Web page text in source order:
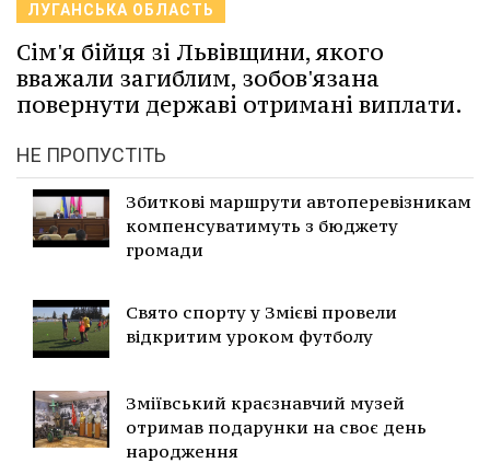
ЛУГАНСЬКА ОБЛАСТЬ
Сім'я бійця зі Львівщини, якого
вважали загиблим, зобов'язана
повернути державі отримані виплати.
НЕ ПРОПУСТІТЬ
Збиткові маршрути автоперевізникам
компенсуватимуть з бюджету
громади
Свято спорту у Змієві провели
відкритим уроком футболу
Зміївський краєзнавчий музей
отримав подарунки на своє день
народження